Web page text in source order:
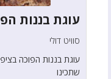
עוגת בננות
סוויט דולי
עוגת בננות הפוכה
שתכינו